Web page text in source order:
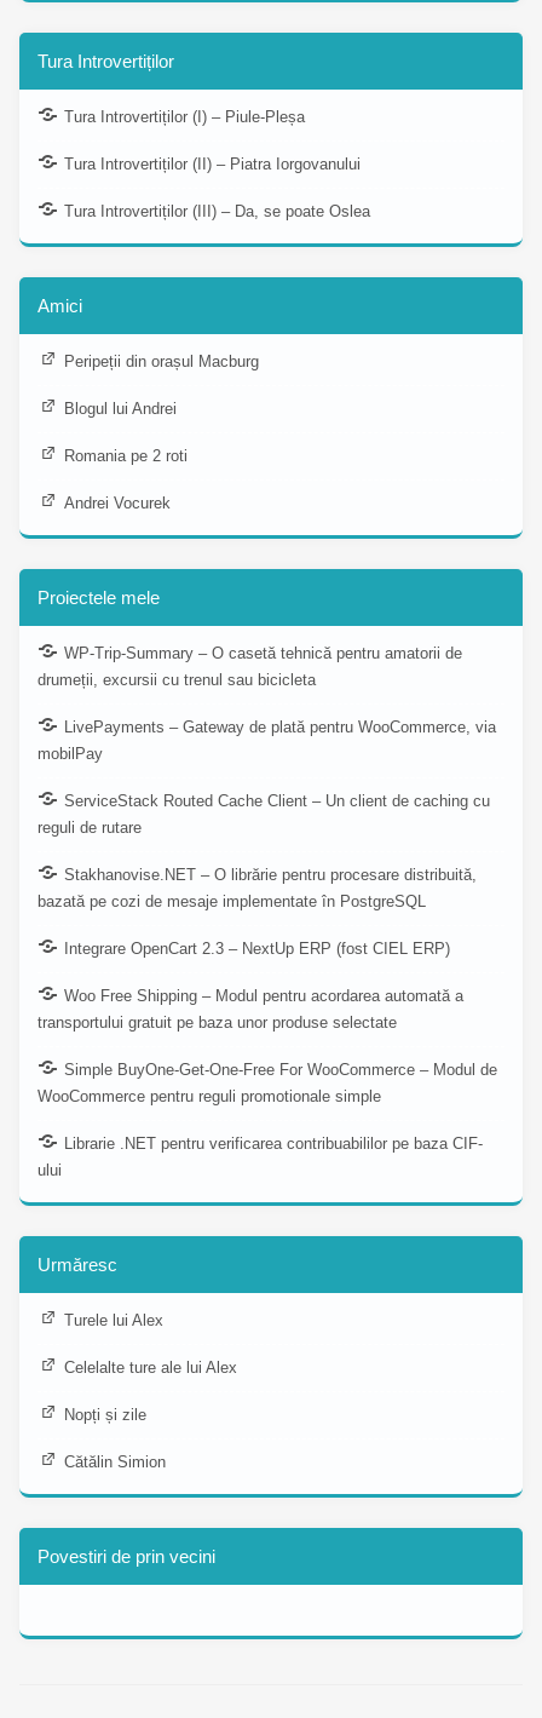
Tura Introvertiților
Tura Introvertiților (I) – Piule-Pleșa
Tura Introvertiților (II) – Piatra Iorgovanului
Tura Introvertiților (III) – Da, se poate Oslea
Amici
Peripeții din orașul Macburg
Blogul lui Andrei
Romania pe 2 roti
Andrei Vocurek
Proiectele mele
WP-Trip-Summary – O casetă tehnică pentru amatorii de
drumeții, excursii cu trenul sau bicicleta
LivePayments – Gateway de plată pentru WooCommerce, via
mobilPay
ServiceStack Routed Cache Client – Un client de caching cu
reguli de rutare
Stakhanovise.NET – O librărie pentru procesare distribuită,
bazată pe cozi de mesaje implementate în PostgreSQL
Integrare OpenCart 2.3 – NextUp ERP (fost CIEL ERP)
Woo Free Shipping – Modul pentru acordarea automată a
transportului gratuit pe baza unor produse selectate
Simple BuyOne-Get-One-Free For WooCommerce – Modul de
WooCommerce pentru reguli promotionale simple
Librarie .NET pentru verificarea contribuabililor pe baza CIF-
ului
Urmăresc
Turele lui Alex
Celelalte ture ale lui Alex
Nopți și zile
Cătălin Simion
Povestiri de prin vecini